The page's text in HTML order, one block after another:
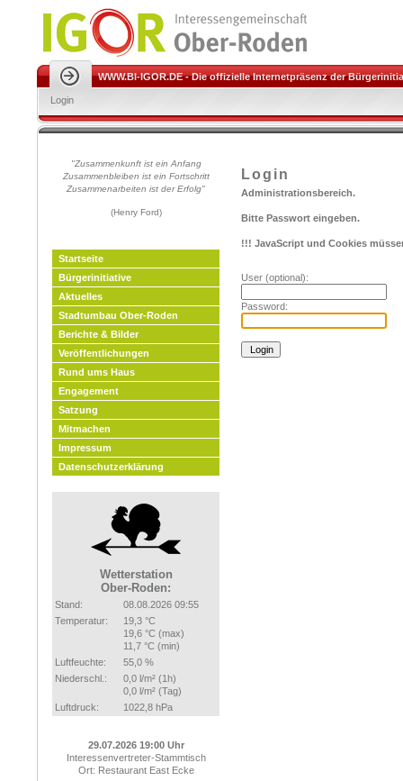
WWW.BI-IGOR.DE - Die offizielle Internetpräsenz der
Login
"Zusammenkunft ist ein Anfang
Zusammenbleiben ist ein Fortschritt
Zusammenarbeiten ist der Erfolg"
(Henry Ford)
Startseite
Bürgerinitiative
Aktuelles
Stadtumbau Ober-Roden
Berichte & Bilder
Veröffentlichungen
Rund ums Haus
Engagement
Satzung
Mitmachen
Impressum
Datenschutzerklärung
Wetterstation
Ober-Roden:
Stand:
08.08.2026 09:55
Temperatur:
19,3 °C
19,6 °C (max)
11,7 °C (min)
Luftfeuchte:
55,0 %
Niederschl.:
0,0 l/m² (1h)
0,0 l/m² (Tag)
Luftdruck:
1022,8 hPa
29.07.2026 19:00 Uhr
Interessenvertreter-Stammtisch
Ort: Restaurant East Ecke
Login
Administrationsbereich.
Bitte Passwort eingeben.
!!! JavaScript und Cookies
User (optional):
Password: